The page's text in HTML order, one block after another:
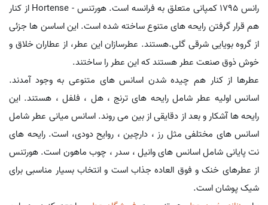
رانس 1795 کمپانی متعلق به فرانسه است. هورتنس - Hortense از کنار
هم قرار گرفتن رایحه های متنوع ساخته شده است. این اساسن ها جزئی
از گروه بویایی شرقی گلی.هستند. عطرسازان این عطر، از عطاران خلاق و
خوش ذوق صنعت عطر هستند که این عطر را ساختند.
عطرها از کنار هم چیده شدن اسانس های متنوعی به وجود آمدند.
اسانس اولیه عطر شامل رایحه های ترنج ، هل ، فلفل ، هستند. این
رایحه ها آشکار و بعد از دقایقی از بین می روند. اسانس میانی عطر شامل
اسانس های مختلفی مثل رز ، دارچین ، روایح دودی، است. رایحه های
نت پایانی شامل اسانس های وانیل ، سدر ، چوب ماهون است. هورتنس
از عطرهای خنک و فوق العاده جذاب است و انتخاب بسیار مناسبی برای
شیک پوشان است.